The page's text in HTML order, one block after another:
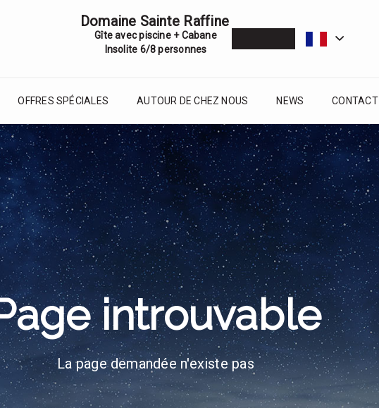
Domaine Sainte Raffine
Gîte avec piscine + Cabane
Insolite 6/8 personnes
OFFRES SPÉCIALES AUTOUR DE CHEZ NOUS NEWS CONTACT
introuvable
La page demandée n'existe pas